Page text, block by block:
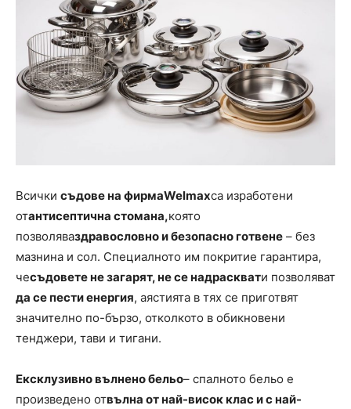
Всички съдове на фирмаWelmaxса изработени
отантисептична стомана,която
позволяваздравословно и безопасно готвене – без
мазнина и сол. Специалното им покритие гарантира,
чесъдовете не загарят, не се надрасквати позволяват
да се пести енергия, aястията в тях се приготвят
значително по-бързо, отколкото в обикновени
тенджери, тави и тигани.
Ексклузивно вълнено бельо– спалното бельо е
произведено отвълна от най-висок клас и с най-